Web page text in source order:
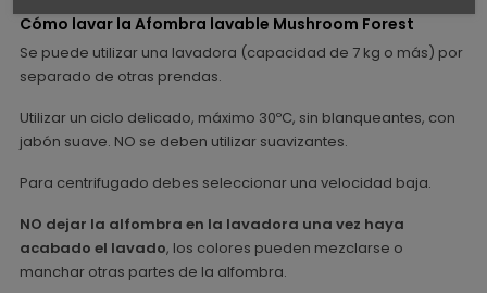
Cómo lavar la Afombra lavable Mushroom Forest
Se puede utilizar una lavadora (capacidad de 7 kg o más) por
separado de otras prendas.
Utilizar un ciclo delicado, máximo 30ºC, sin blanqueantes, con
jabón suave. NO se deben utilizar suavizantes.
Para centrifugado debes seleccionar una velocidad baja.
NO dejar la alfombra en la lavadora una vez haya
acabado el lavado, los colores pueden mezclarse o
manchar otras partes de la alfombra.